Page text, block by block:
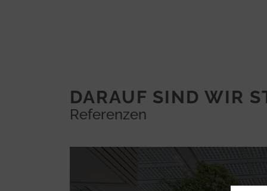
DARAUF SIND WIR
Referenzen